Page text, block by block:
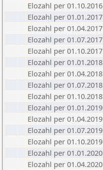
Elozahl per 01.10.2016
Elozahl per 01.01.2017
Elozahl per 01.04.2017
Elozahl per 01.07.2017
Elozahl per 01.10.2017
Elozahl per 01.01.2018
Elozahl per 01.04.2018
Elozahl per 01.07.2018
Elozahl per 01.10.2018
Elozahl per 01.01.2019
Elozahl per 01.04.2019
Elozahl per 01.07.2019
Elozahl per 01.10.2019
Elozahl per 01.01.2020
Elozahl per 01.04.2020